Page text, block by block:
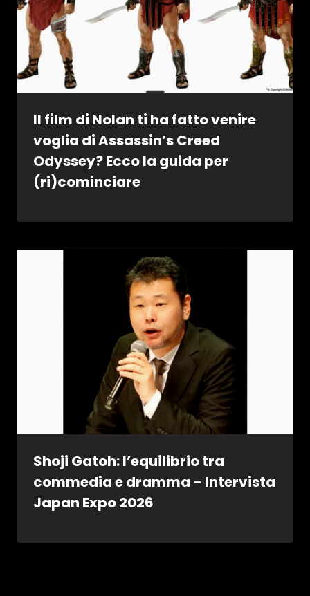
Il film di Nolan ti ha fatto venire
voglia di Assassin’s Creed
Odyssey? Ecco la guida per
(ri)cominciare
Shoji Gatoh: l’equilibrio tra
commedia e dramma – Intervista
Japan Expo 2026